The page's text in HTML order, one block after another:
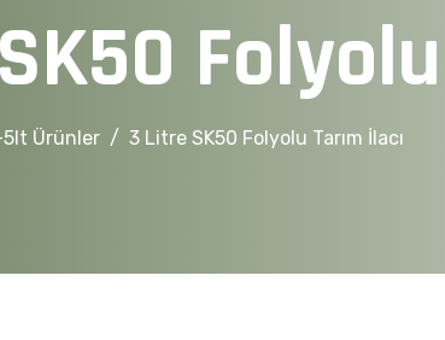
SK50 Folyolu
Ürünler 3 Litre SK50 Folyolu Tarım İlacı